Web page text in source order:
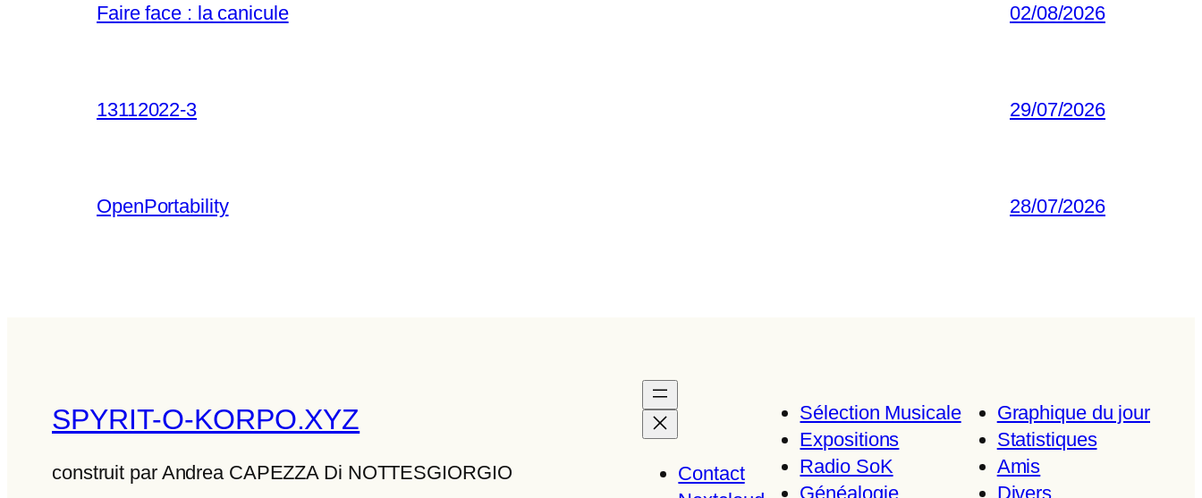
Faire face : la canicule 02/08/2026
13112022-3 29/07/2026
OpenPortability 28/07/2026
SPYRIT-O-KORPO.XYZ
construit par Andrea CAPEZZA Di NOTTESGIORGIO
Contact
Sélection Musicale
Expositions
Radio SoK
Généalogie
Graphique du jour
Statistiques
Amis
Divers